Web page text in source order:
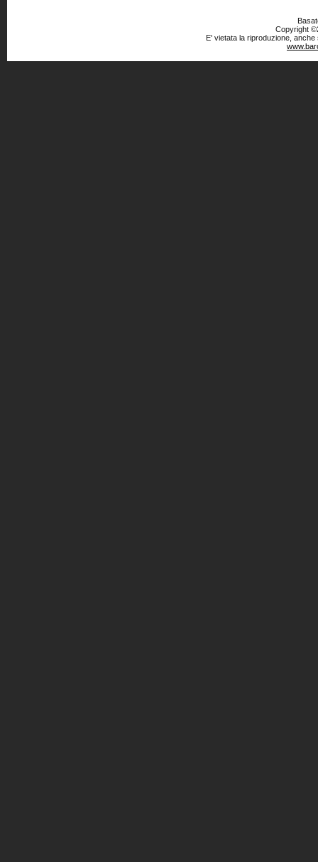
Copyright
E' vietata la riproduzione,